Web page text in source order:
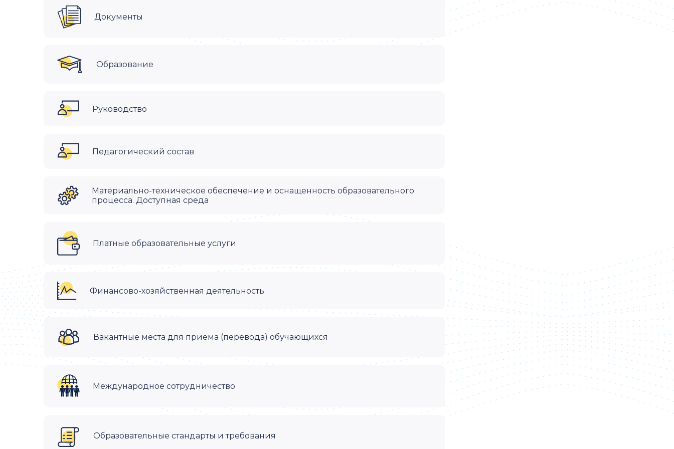
Документы
Образование
Руководство
Педагогический состав
Материально-техническое обеспечение и оснащенность образовательного
процесса. Доступная среда
Платные образовательные услуги
Финансово-хозяйственная деятельность
Вакантные места для приема (перевода) обучающихся
Международное сотрудничество
Образовательные стандарты и требования